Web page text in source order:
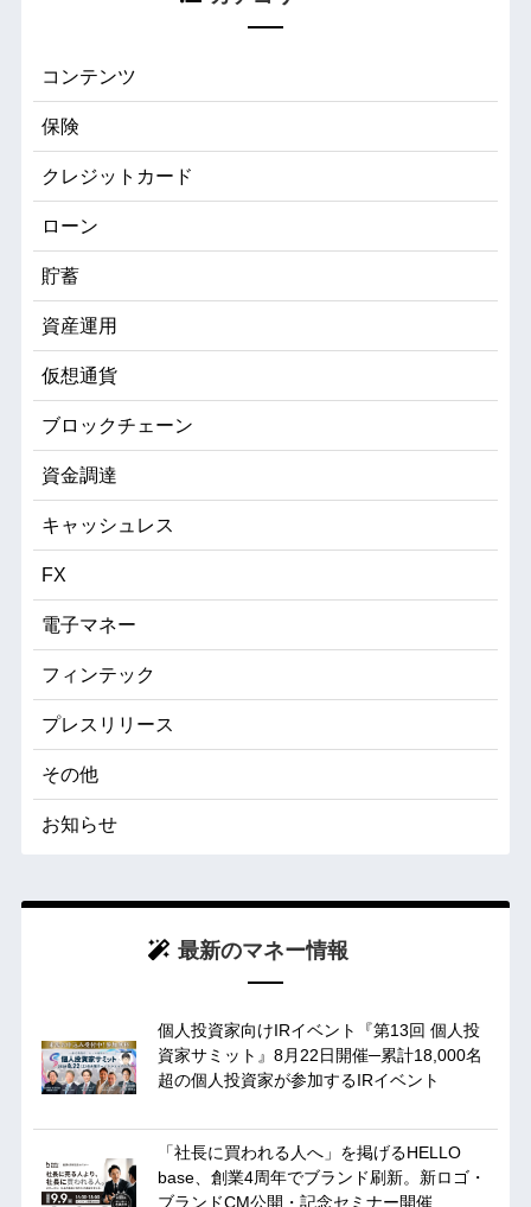
コンテンツ
保険
クレジットカード
ローン
貯蓄
資産運用
仮想通貨
ブロックチェーン
資金調達
キャッシュレス
FX
電子マネー
フィンテック
プレスリリース
その他
お知らせ
最新のマネー情報
個人投資家向けIRイベント『第13回 個人投
資家サミット』8月22日開催─累計18,000名
超の個人投資家が参加するIRイベント
「社長に買われる人へ」を掲げるHELLO
base、創業4周年でブランド刷新。新ロゴ・
ブランドCM公開・記念セミナー開催